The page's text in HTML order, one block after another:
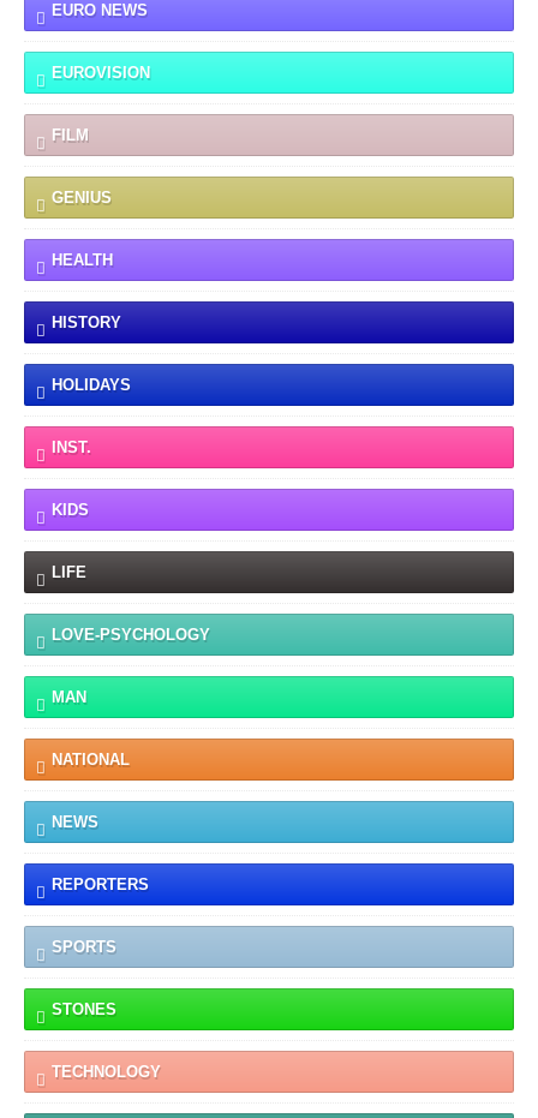
EURO NEWS
EUROVISION
FILM
GENIUS
HEALTH
HISTORY
HOLIDAYS
INST.
KIDS
LIFE
LOVE-PSYCHOLOGY
MAN
NATIONAL
NEWS
REPORTERS
SPORTS
STONES
TECHNOLOGY